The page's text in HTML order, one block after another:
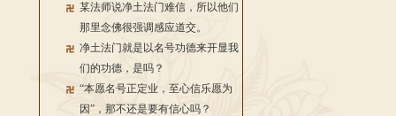
某法师说净土法门难信，所以他们
那里念佛很强调感应道交。
净土法门就是以名号功德来开显我
们的功德，是吗？
“本愿名号正定业，至心信乐愿为
因”，那不还是要有信心吗？